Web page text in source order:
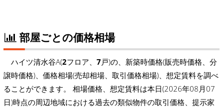
部屋ごとの価格相場
ハイツ清水谷A(2フロア、 7戸)の、新築時価格(販売時価格、分
譲時価格)、価格相場(売却相場、取引価格相場)、想定賃料を調べ
ることができます。 相場価格、想定賃料は本日(2026年08月07
日)時点の周辺地域における過去の類似物件の取引価格、提示家